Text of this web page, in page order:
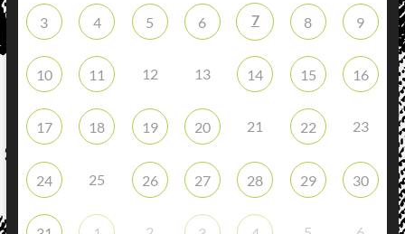
3 4 5 6 7 8 9
10 11 12 13 14 15 16
17 18 19 20 21 22 23
24 25 26 27 28 29 30